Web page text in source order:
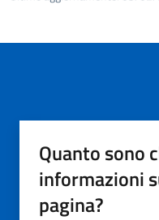
Quanto sono
informazioni
pagina?